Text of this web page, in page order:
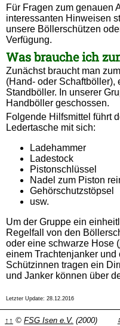
Für Fragen zum genauen
interessanten Hinweisen
unsere Böllerschützen
Verfügung.
Was brauche ich
Zunächst braucht man
(Hand- oder Schaftböller),
Standböller. In unserer
Handböller geschossen.
Folgende Hilfsmittel führt
Ledertasche mit sich:
Ladehammer
Ladestock
Pistonschlüssel
Nadel zum Piston
Gehörschutzstöpsel
usw.
Um der Gruppe ein
Regelfall von den
oder eine schwarze Hose
einem Trachtenjanker und
Schützinnen tragen ein
und Janker können über
Letzter Update: 28.12.2016
↑↑ © FSG Isen e.V. (2000)